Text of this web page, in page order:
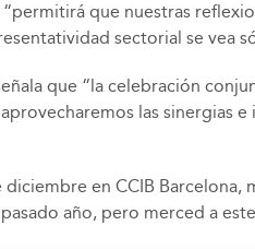
que nuestras
sectorial se vea
que “la celebración
las
en CCIB
año, pero merced a